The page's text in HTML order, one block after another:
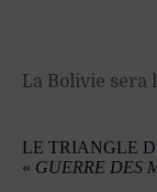
La Bolivie sera
LE TRIANGLE
« GUERRE DES